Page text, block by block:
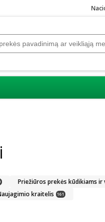
Priežiūros prekės kūdikiams ir
kraitelis 161